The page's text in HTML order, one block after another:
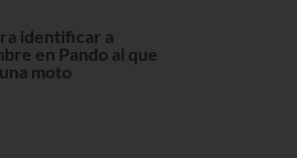
identificar a
en Pando al que
moto